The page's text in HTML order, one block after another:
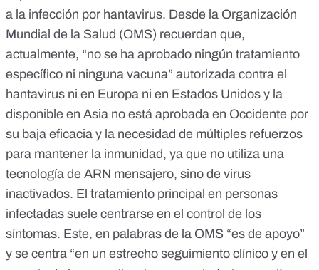
a la infección por hantavirus. Desde la Organización
Mundial de la Salud (OMS) recuerdan que,
actualmente, “no se ha aprobado ningún tratamiento
específico ni ninguna vacuna” autorizada contra el
hantavirus ni en Europa ni en Estados Unidos y la
disponible en Asia no está aprobada en Occidente por
su baja eficacia y la necesidad de múltiples refuerzos
para mantener la inmunidad, ya que no utiliza una
tecnología de ARN mensajero, sino de virus
inactivados. El tratamiento principal en personas
infectadas suele centrarse en el control de los
síntomas. Este, en palabras de la OMS “es de apoyo”
y se centra “en un estrecho seguimiento clínico y en el